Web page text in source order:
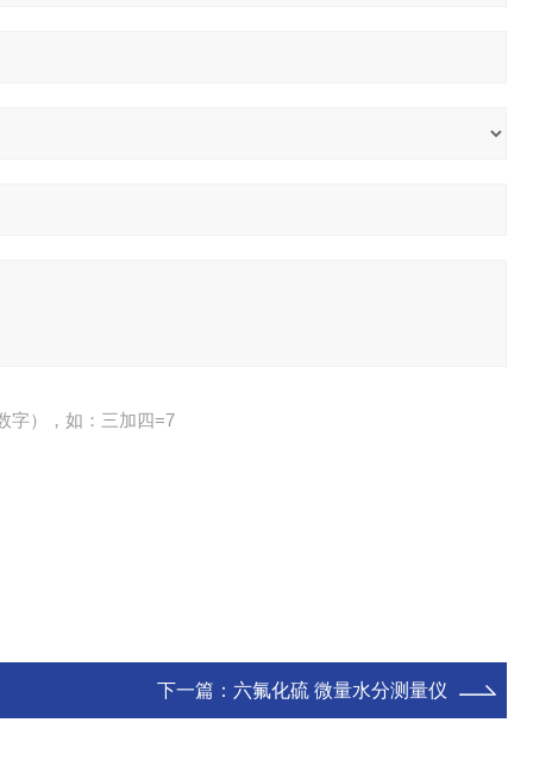
字），如：三加四=7
下一篇： 六氟化硫 微量水分测量仪